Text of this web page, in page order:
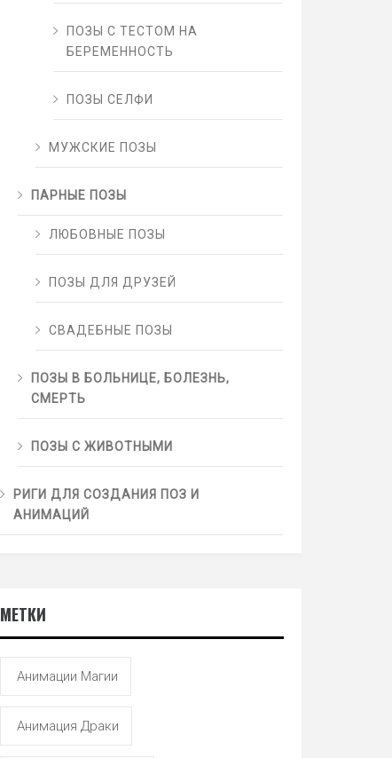
ПОЗЫ С ТЕСТОМ НА
БЕРЕМЕННОСТЬ
ПОЗЫ СЕЛФИ
МУЖСКИЕ ПОЗЫ
ПАРНЫЕ ПОЗЫ
ЛЮБОВНЫЕ ПОЗЫ
ПОЗЫ ДЛЯ ДРУЗЕЙ
СВАДЕБНЫЕ ПОЗЫ
ПОЗЫ В БОЛЬНИЦЕ, БОЛЕЗНЬ,
СМЕРТЬ
ПОЗЫ С ЖИВОТНЫМИ
РИГИ ДЛЯ СОЗДАНИЯ ПОЗ И
АНИМАЦИЙ
МЕТКИ
Анимации Магии
Анимация Драки